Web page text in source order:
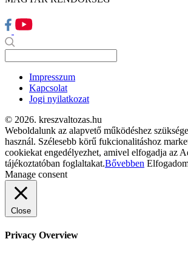
Impresszum
Kapcsolat
Jogi nyilatkozat
© 2026. kreszvaltozas.hu
Weboldalunk az alapvető működéshez
használ. Szélesebb körű fukcionalitáshoz
cookiekat engedélyezhet, amivel elfogadja az
tájékoztatóban foglaltakat.Bővebben
Manage consent
Close
Privacy Overview